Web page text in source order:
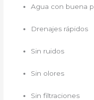
Agua con buena
Drenajes rápidos
Sin ruidos
Sin olores
Sin filtraciones